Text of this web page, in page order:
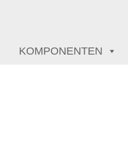
KOMPONENTEN